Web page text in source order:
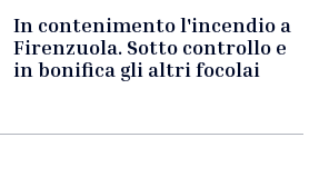
In contenimento l'incendio a
Firenzuola. Sotto controllo e
in bonifica gli altri focolai